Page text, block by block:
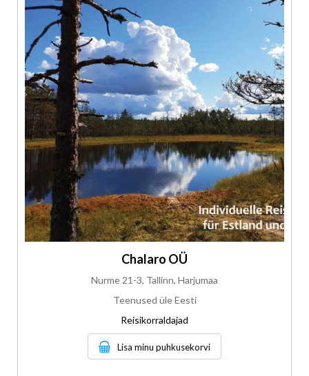
Chalaro OÜ
Nurme 21-3, Tallinn, Harjumaa
Teenused üle Eesti
Reisikorraldajad
Lisa minu puhkusekorvi